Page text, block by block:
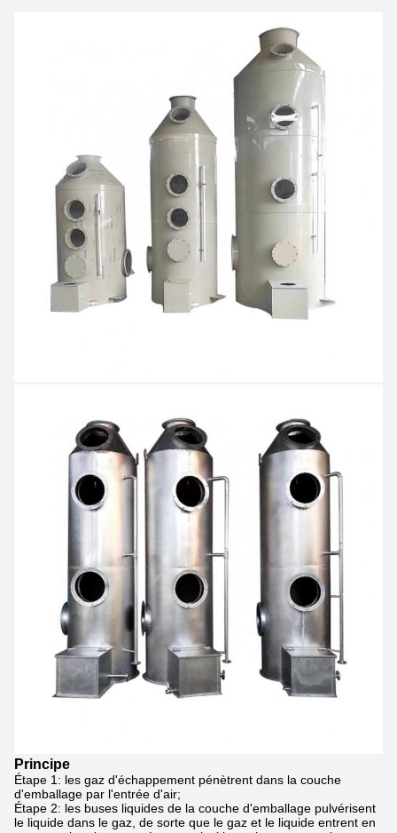
Principe
Étape 1: les gaz d'échappement pénètrent dans la couche
d'emballage par l'entrée d'air;
Étape 2: les buses liquides de la couche d'emballage pulvérisent
le liquide dans le gaz, de sorte que le gaz et le liquide entrent en